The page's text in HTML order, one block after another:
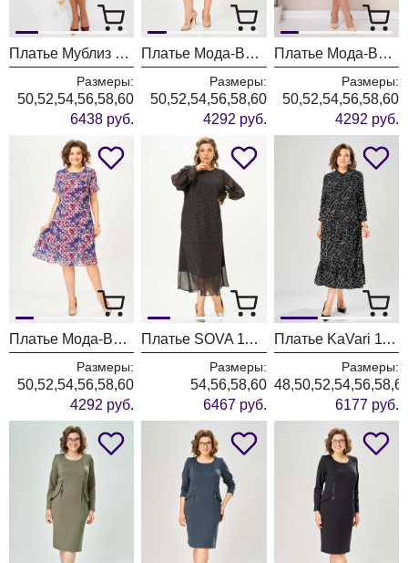
Платье Мублиз 342 синий
Размеры:
50,52,54,56,58,60
6438 руб.
Платье Мода-Версаль 2383/пудра
Размеры:
50,52,54,56,58,60
4292 руб.
Платье Мода-Версаль 2383 молоко
Размеры:
50,52,54,56,58,60
4292 руб.
Платье Мода-Версаль 2383 индиго
Размеры:
50,52,54,56,58,60
4292 руб.
Платье SOVA 11347
Размеры:
54,56,58,60
6467 руб.
Платье KaVari 1163 черный принт
Размеры:
6177 руб.